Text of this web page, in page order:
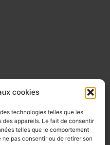
cookies
technologies telles que les
appareils. Le fait de consentir
telles que le comportement
pas consentir ou de retirer son